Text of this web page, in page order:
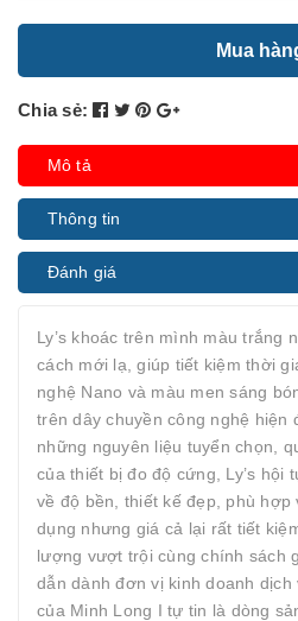
Mua
Chia sẻ:
Mô tả
Thông tin
Đánh giá
Ly’s khoác trên mình màu trắng
cách mới lạ, giúp tiết kiệm thời
nghệ Nano và màu men sáng
trên dây chuyền công nghệ hiện
những nguyên liệu tuyển chọn,
của thiết bị đo độ cứng, Ly’s hội
về độ bền, thiết kế đẹp, phù hợp
dụng nhưng giá cả lại rất tiết
lượng vượt trội cùng chính sách
dẫn dành đơn vị kinh doanh dịch
của Minh Long I tự tin là dòng